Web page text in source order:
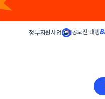
정부지원사업 공모전 대행